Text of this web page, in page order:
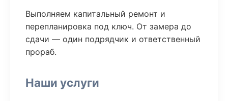
Выполняем капитальный ремонт и
перепланировка под ключ. От замера до
сдачи — один подрядчик и ответственный
прораб.
Наши услуги